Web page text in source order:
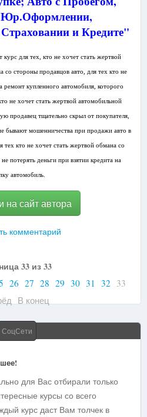
Страховании и Кредите"
курс для тех, кто не хочет стать жертвой
со стороны продавцов авто, для тех кто не
ремонт купленного автомобиля, которого
не хочет стать жертвой автомобильной
продавец тщательно скрыл от покупателя,
бывают мошенничества при продажи авто в
тех кто не хочет стать жертвой обмана со
потерять деньги при взятии кредита на
автомобиль.
на сайт автора
комментарий
33 из 33
26 27 28 29 30 31 32 33
В конец
СоцСети
для Вас отбирали только
курсы со всего
курс даст Вам толчек в